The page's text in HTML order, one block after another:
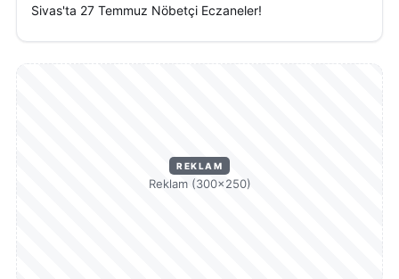
Sivas'ta 27 Temmuz Nöbetçi Eczaneler!
REKLAM
Reklam (300×250)